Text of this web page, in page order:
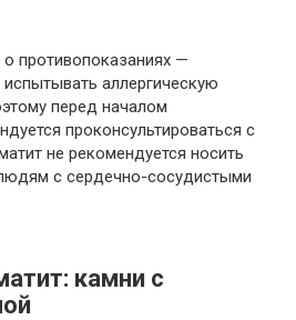
противопоказаниях —
аллергическую
перед началом
проконсультироваться с
не рекомендуется носить
с сердечно-сосудистыми
камни с